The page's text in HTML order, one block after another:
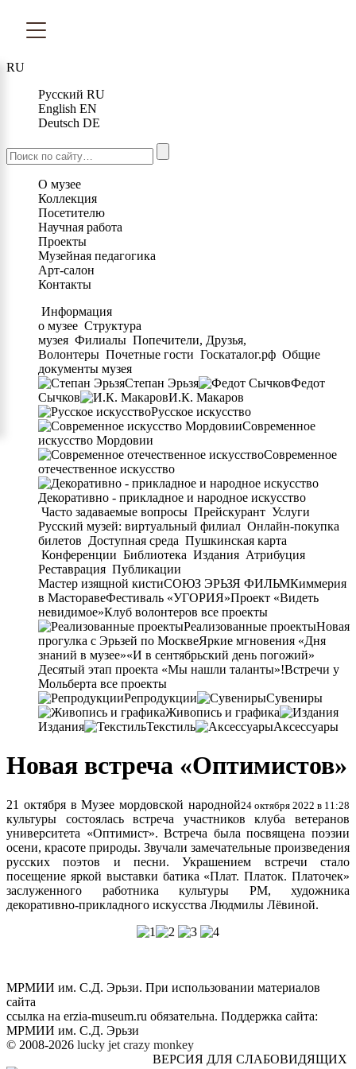
RU
Русский RU
English EN
Deutsch DE
О музее
Коллекция
Посетителю
Научная работа
Проекты
Музейная педагогика
Арт-салон
Контакты
Информация
о музее Структура
музея Филиалы Попечители, Друзья,
Волонтеры Почетные гости Госкаталог.рф Общие
документы музея
Степан Эрьзя
Федот
Сычков
И.К. Макаров
Русское искусство
Современное
искусство Мордовии
Современное
отечественное искусство
Декоративно - прикладное и народное искусство
Часто задаваемые вопросы Прейскурант Услуги
Русский музей: виртуальный филиал Онлайн-покупка
билетов Доступная среда Пушкинская карта
Конференции Библиотека Издания Атрибуция
Реставрация Публикации
Мастер изящной кистиСОЮЗ ЭРЬЗЯ ФИЛЬМКиммерия
в МасторавеФестиваль «УГОРИЯ»Проект «Видеть
невидимое»Клуб волонтеров все проекты
Реализованные проектыНовая
прогулка с Эрьзей по МосквеЯркие мгновения «Дня
знаний в музее»«И в сентябрьский день погожий»
Десятый этап проекта «Мы нашли таланты»!Встречи у
Мольберта все проекты
Репродукции
Сувениры
Живопись и графика
Издания
Текстиль Аксессуары
Новая встреча «Оптимистов»
24 октября 2022 в 11:28
21 октября в Музее мордовской народной
культуры состоялась встреча участников клуба ветеранов
университета «Оптимист». Встреча была посвящена поэзии
осени, красоте природы. Звучали замечательные произведения
русских поэтов и песни. Украшением встречи стало
посещение яркой выставки батика «Плат. Платок. Платочек»
заслуженного работника культуры РМ, художника
декоративно-прикладного искусства Людмилы Лёвиной.
МРМИИ им. С.Д. Эрьзи. При использовании материалов
сайта
ссылка на erzia-museum.ru обязательна. Поддержка сайта:
МРМИИ им. С.Д. Эрьзи
© 2008-2026 lucky jet crazy monkey
ВЕРСИЯ ДЛЯ СЛАБОВИДЯЩИХ